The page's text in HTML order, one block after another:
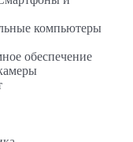
компьютеры
обеспечение